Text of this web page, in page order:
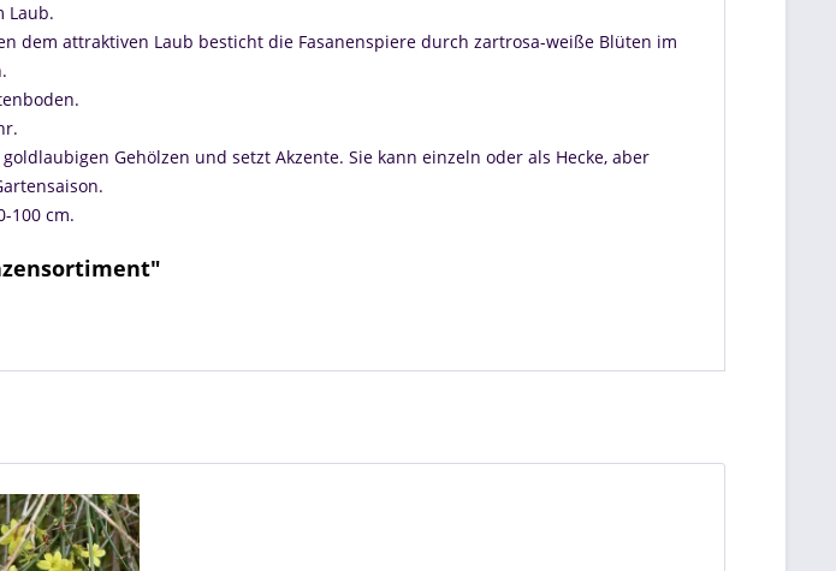
Laub.
dem attraktiven Laub besticht die Fasanenspiere durch zartrosa-weiße Blüten im
Gehölzen und setzt Akzente. Sie kann einzeln oder als Hecke, aber
100 cm.